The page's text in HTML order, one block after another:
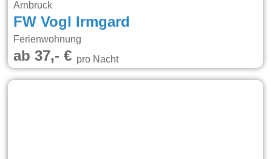
Arnbruck
FW Vogl Irmgard
Ferienwohnung
ab 37,- €pro Nacht